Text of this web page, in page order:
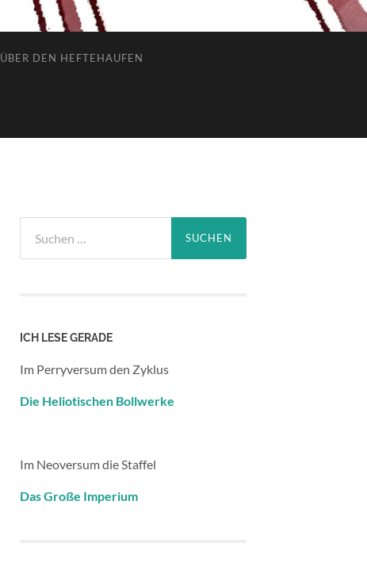
ÜBER DEN HEFTEHAUFEN
nach:
ICH LESE GERADE
Im Perryversum den Zyklus
Die Heliotischen Bollwerke
Im Neoversum die Staffel
Das Große Imperium